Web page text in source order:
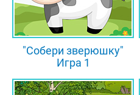
"Собери зверюшку"
Игра 1